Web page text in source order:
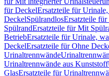
für DeckelErsatzteile für
DeckelSpülrandlosErsatzteile
SpülrandErsatzteile für Mit
BetriebErsatzteile für Urinale,
DeckelErsatzteile für Ohne
Urinaltrennwände
Urinaltrennwände aus Kunststoff
GlasErsatzteile für